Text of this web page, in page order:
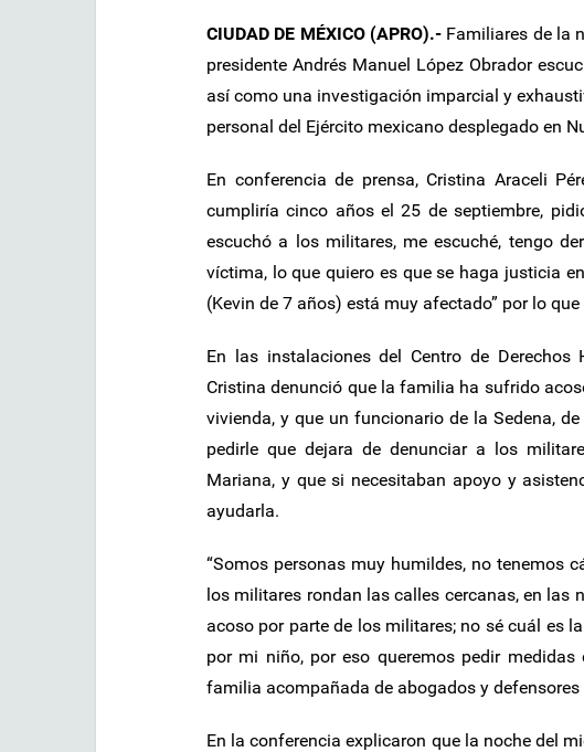
CIUDAD DE MÉXICO (APRO).-Familiares de la
presidente Andrés Manuel López Obrador
así como una investigación imparcial y
personal del Ejército mexicano desplegado en
En conferencia de prensa, Cristina Araceli
cumpliría cinco años el 25 de septiembre,
escuchó a los militares, me escuché, tengo
víctima, lo que quiero es que se haga justicia
(Kevin de 7 años) está muy afectado” por lo
En las instalaciones del Centro de Derechos
Cristina denunció que la familia ha sufrido
vivienda, y que un funcionario de la Sedena,
pedirle que dejara de denunciar a los
Mariana, y que si necesitaban apoyo y
ayudarla.
“Somos personas muy humildes, no tenemos
los militares rondan las calles cercanas, en las
acoso por parte de los militares; no sé cuál es
por mi niño, por eso queremos pedir
familia acompañada de abogados y defensores
En la conferencia explicaron que la noche del